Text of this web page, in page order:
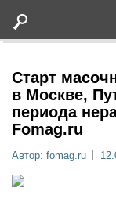
Статьи
Старт
в Москве,
периода
Fomag.ru
Автор: fomag.ru